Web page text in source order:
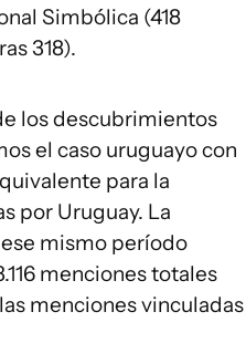
Simbólica (418
318).
los descubrimientos
el caso uruguayo con
para la
por Uruguay. La
mismo período
menciones totales
menciones vinculadas